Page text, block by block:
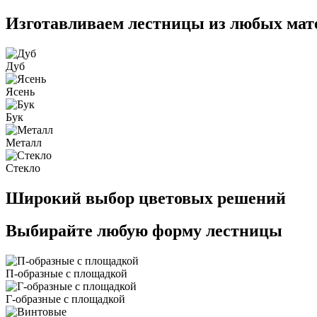
Изготавливаем лестницы из любых
Дуб
Ясень
Бук
Металл
Стекло
Широкий выбор цветовых решений
Выбирайте любую форму лестницы
П-образные с площадкой
Г-образные с площадкой